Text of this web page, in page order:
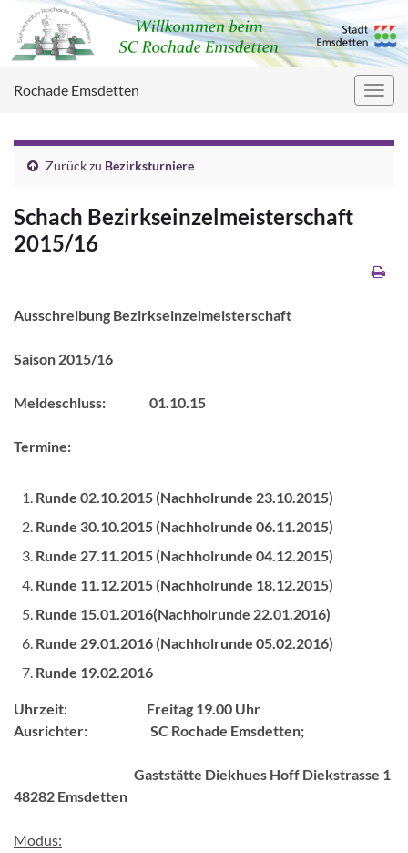
Rochade Emsdetten
Zurück zu Bezirksturniere
Schach Bezirkseinzelmeisterschaft
2015/16
Ausschreibung Bezirkseinzelmeisterschaft
Saison 2015/16
Meldeschluss: 01.10.15
Termine:
Runde 02.10.2015 (Nachholrunde 23.10.2015)
Runde 30.10.2015 (Nachholrunde 06.11.2015)
Runde 27.11.2015 (Nachholrunde 04.12.2015)
Runde 11.12.2015 (Nachholrunde 18.12.2015)
Runde 15.01.2016(Nachholrunde 22.01.2016)
Runde 29.01.2016 (Nachholrunde 05.02.2016)
Runde 19.02.2016
Uhrzeit: Freitag 19.00 Uhr
Ausrichter: SC Rochade Emsdetten;
Gaststätte Diekhues Hoff Diekstrasse 1
48282 Emsdetten
Modus: